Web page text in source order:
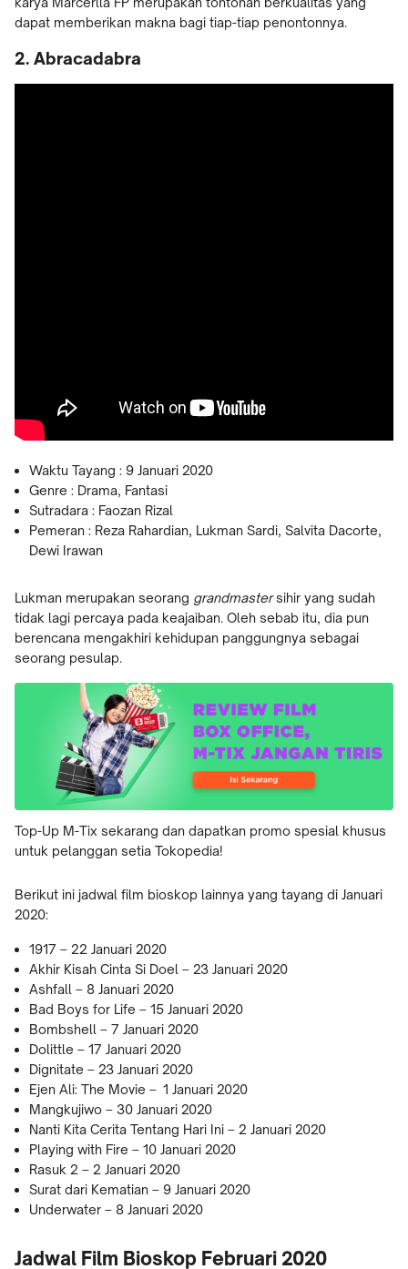
dapat memberikan makna bagi tiap-tiap penontonnya.
2. Abracadabra
Waktu Tayang : 9 Januari 2020
Genre : Drama, Fantasi
Sutradara : Faozan Rizal
Pemeran : Reza Rahardian, Lukman Sardi, Salvita Dacorte,
Dewi Irawan
Lukman merupakan seorang grandmastersihir yang sudah
tidak lagi percaya pada keajaiban. Oleh sebab itu, dia pun
berencana mengakhiri kehidupan panggungnya sebagai
seorang pesulap.
Top-Up M-Tix sekarang dan dapatkan promo spesial khusus
untuk pelanggan setia Tokopedia!
Berikut ini jadwal film bioskop lainnya yang tayang di Januari
2020:
1917 – 22 Januari 2020
Akhir Kisah Cinta Si Doel – 23 Januari 2020
Ashfall – 8 Januari 2020
Bad Boys for Life – 15 Januari 2020
Bombshell – 7 Januari 2020
Dolittle – 17 Januari 2020
Dignitate – 23 Januari 2020
Ejen Ali: The Movie – 1 Januari 2020
Mangkujiwo – 30 Januari 2020
Nanti Kita Cerita Tentang Hari Ini – 2 Januari 2020
Playing with Fire – 10 Januari 2020
Rasuk 2 – 2 Januari 2020
Surat dari Kematian – 9 Januari 2020
Underwater – 8 Januari 2020
Jadwal Film Bioskop Februari 2020